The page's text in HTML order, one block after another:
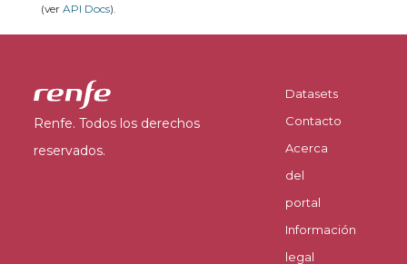
(ver API Docs).
Renfe. Todos los derechos
reservados.
Datasets
Contacto
Acerca
del
portal
Información
legal